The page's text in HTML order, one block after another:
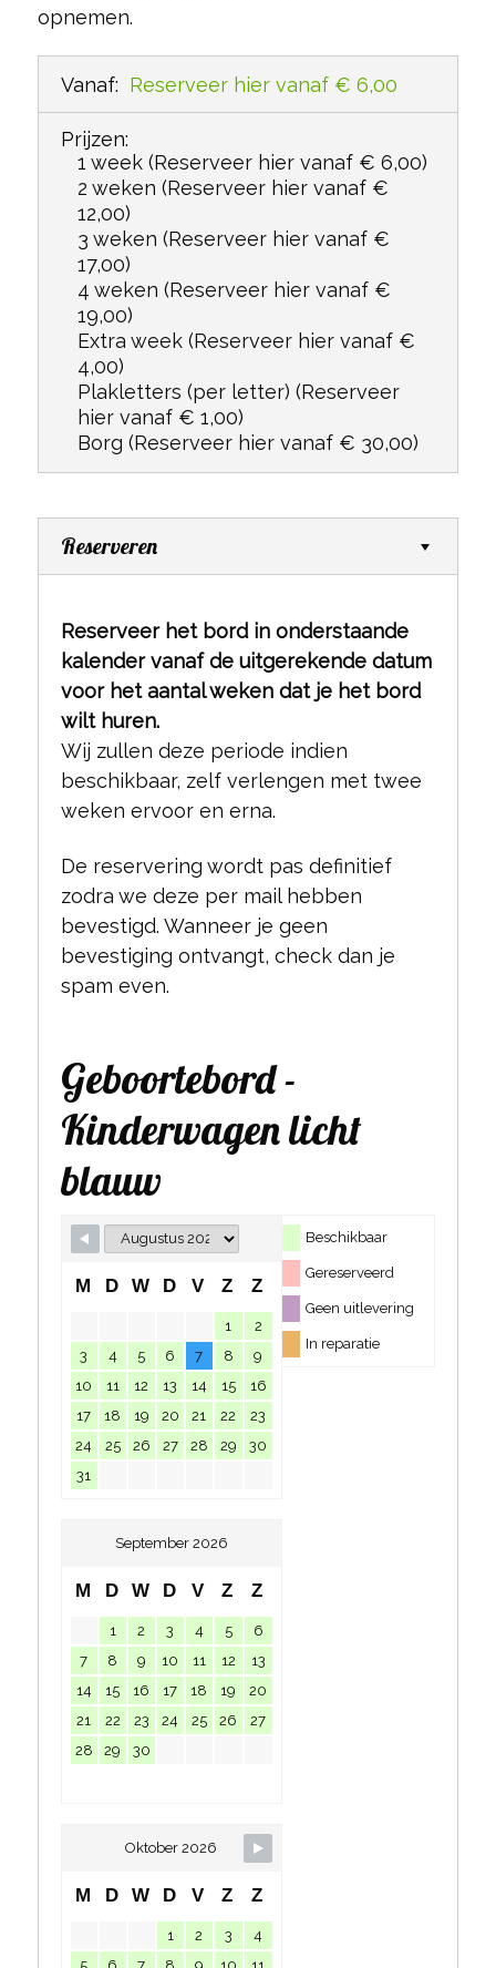
opnemen.
Vanaf: Reserveer hier vanaf € 6,00
Prijzen:
1 week (Reserveer hier vanaf € 6,00)
2 weken (Reserveer hier vanaf €
12,00)
3 weken (Reserveer hier vanaf €
17,00)
4 weken (Reserveer hier vanaf €
19,00)
Extra week (Reserveer hier vanaf €
4,00)
Plakletters (per letter) (Reserveer
hier vanaf € 1,00)
Borg (Reserveer hier vanaf € 30,00)
Reserveren
Reserveer het bord in onderstaande
kalender vanaf de uitgerekende datum
voor het aantal weken dat je het bord
wilt huren.
Wij zullen deze periode indien
beschikbaar, zelf verlengen met twee
weken ervoor en erna.
De reservering wordt pas definitief
zodra we deze per mail hebben
bevestigd. Wanneer je geen
bevestiging ontvangt, check dan je
spam even.
Geboortebord -
Kinderwagen licht
blauw
Beschikbaar
Gereserveerd
Geen uitlevering
In reparatie
M D W D V Z Z
1
2
3
4 5 6 7 8
9
10
11 12 13 14 15
16
17
18 19 20 21 22
23
24
25 26 27 28 29
30
31
September 2026
M D W D V Z Z
1 2 3 4 5
6
7
8 9 10 11 12
13
14
15 16 17 18 19
20
21
22 23 24 25 26
27
28
29 30
Oktober 2026
M D W D V Z Z
1 2 3
4